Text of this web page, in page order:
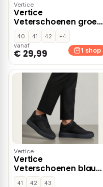
Vertice
Vertice
Veterschoenen groen
Suede
40 41 42
+4
vanaf
€ 29,99 1 shop
Vertice
Vertice
Veterschoenen blauw
Leer
41 42
43